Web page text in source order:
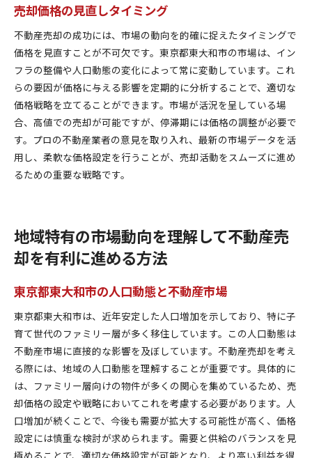
空き家を投資対象とする際の注意点
行政のサポートを活用した空き家再生
売却価格の見直しタイミング
不動産売却の成功には、市場の動向を的確に捉えたタイミングで
価格を見直すことが不可欠です。東京都東大和市の市場は、イン
フラの整備や人口動態の変化によって常に変動しています。これ
らの要因が価格に与える影響を定期的に分析することで、適切な
価格戦略を立てることができます。市場が活況を呈している場
合、高値での売却が可能ですが、停滞期には価格の調整が必要で
す。プロの不動産業者の意見を取り入れ、最新の市場データを活
用し、柔軟な価格設定を行うことが、売却活動をスムーズに進め
るための重要な戦略です。
地域特有の市場動向を理解して不動産売
却を有利に進める方法
東京都東大和市の人口動態と不動産市場
東京都東大和市は、近年安定した人口増加を示しており、特に子
育て世代のファミリー層が多く移住しています。この人口動態は
不動産市場に直接的な影響を及ぼしています。不動産売却を考え
る際には、地域の人口動態を理解することが重要です。具体的に
は、ファミリー層向けの物件が多くの関心を集めているため、売
却価格の設定や戦略においてこれを考慮する必要があります。人
口増加が続くことで、今後も需要が拡大する可能性が高く、価格
設定には慎重な検討が求められます。需要と供給のバランスを見
極めることで、適切な価格設定が可能となり、より高い利益を得